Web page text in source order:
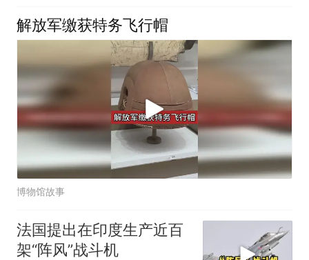
解放军缴获特务飞行帽
博物馆故事
法国提出在印度生产近百
架“阵风”战斗机